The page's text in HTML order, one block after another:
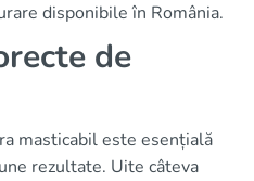
disponibile în România.
de
masticabil este esențială
rezultate. Uite câteva